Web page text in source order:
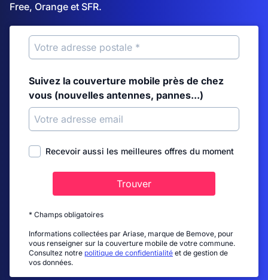
Free, Orange et SFR.
Suivez la couverture mobile près de chez
vous (nouvelles antennes, pannes...)
Recevoir aussi les meilleures offres du moment
Trouver
* Champs obligatoires
Informations collectées par Ariase, marque de Bemove, pour
vous renseigner sur la couverture mobile de votre commune.
Consultez notre politique de confidentialité et de gestion de
vos données.